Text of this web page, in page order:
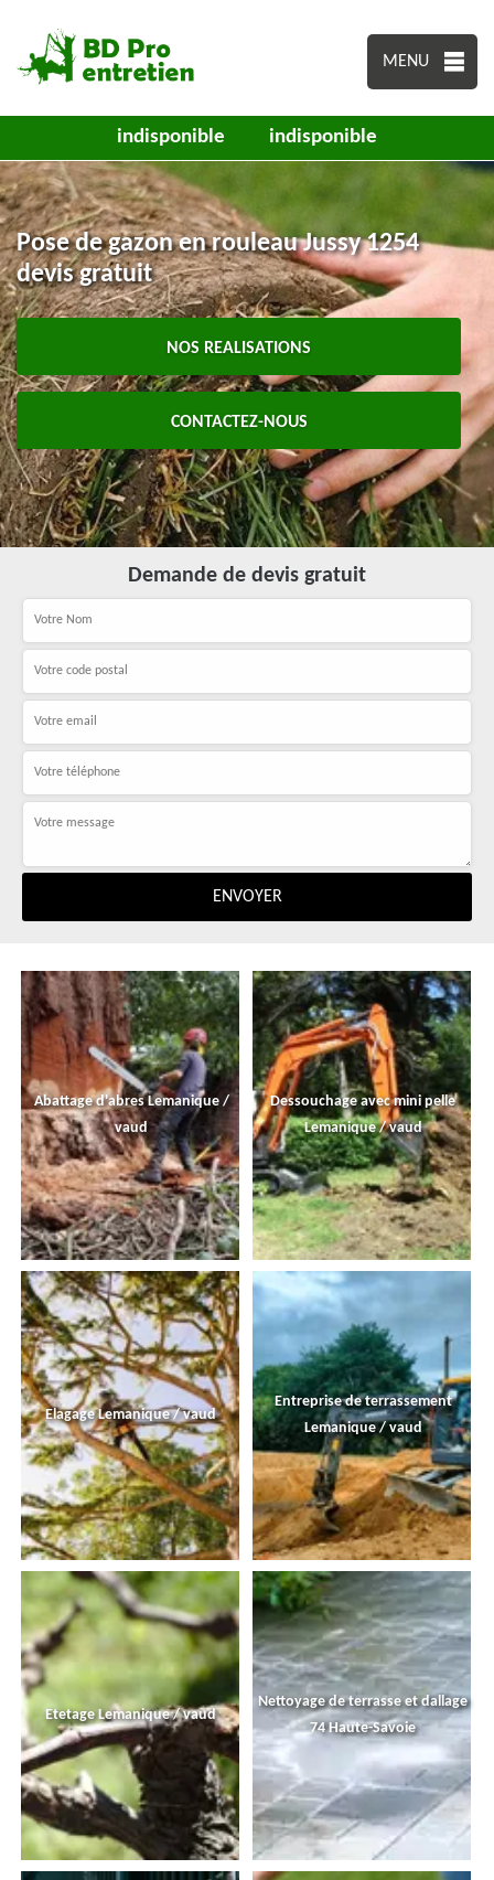
MENU
indisponible indisponible
Pose de gazon en rouleau Jussy 1254
devis gratuit
NOS REALISATIONS
CONTACTEZ-NOUS
Demande de devis gratuit
Abattage d'abres Lemanique /
vaud
Dessouchage avec mini pelle
Lemanique / vaud
Elagage Lemanique / vaud
Entreprise de terrassement
Lemanique / vaud
Etetage Lemanique / vaud
Nettoyage de terrasse et dallage
74 Haute-Savoie